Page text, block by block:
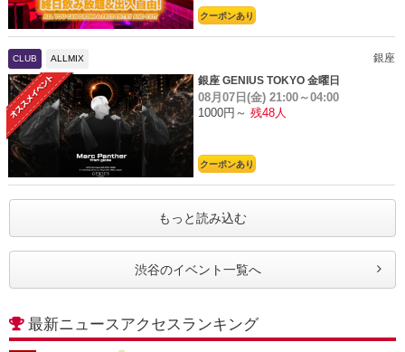
クーポンあり
CLUB ALLMIX
銀座
銀座 GENIUS TOKYO 金曜日
08月07日(金) 21:00～04:00
1000円～ 残48人
クーポンあり
もっと読み込む
渋谷のイベント一覧へ
最新ニュースアクセスランキング